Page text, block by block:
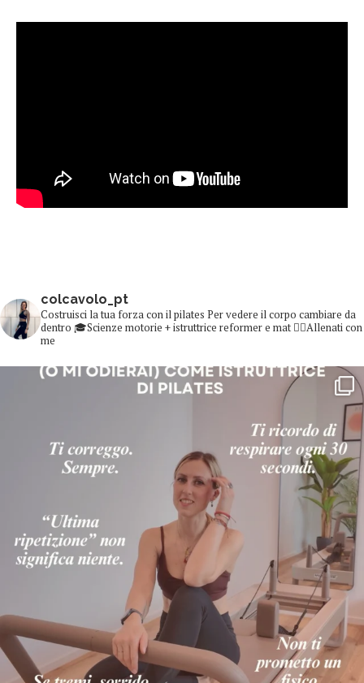
colcavolo_pt
Costruisci la tua forza con il pilates Per vedere il corpo cambiare da
dentro 🎓Scienze motorie + istruttrice reformer e mat 👇🏻Allenati con
me